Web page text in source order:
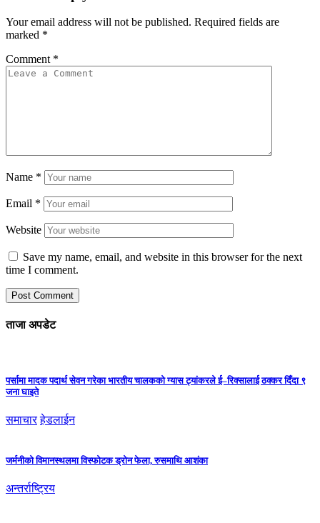
Your email address will not be published. Required fields are
marked *
Comment *
Name *
Email *
Website
Save my name, email, and website in this browser for the next
time I comment.
ताजा अपडेट
पर्सामा मादक पदार्थ सेवन गरेका भारतीय चालकको ग्यास ट्यांकरले ई–रिक्सालाई ठक्कर दिँदा ९
जना घाइते
समाचार हेडलाईन
जर्मनीको विमानस्थलमा विस्फोटक ड्रोन फेला, रुसमाथि आशंका
अन्तर्राष्ट्रिय